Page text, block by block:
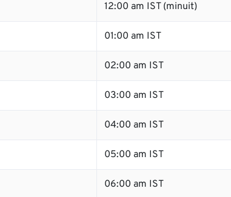
12:00 am IST (minuit)
01:00 am IST
02:00 am IST
03:00 am IST
04:00 am IST
05:00 am IST
06:00 am IST